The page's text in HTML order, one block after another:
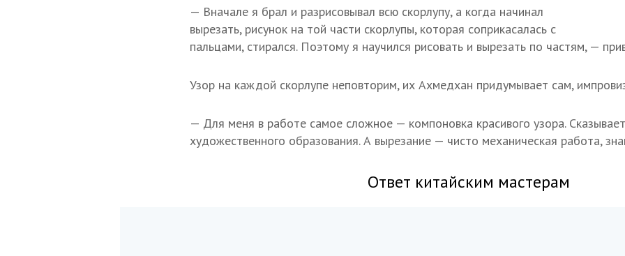
— Вначале я брал и разрисовывал всю скорлупу, а когда начинал
вырезать, рисунок на той части скорлупы, которая соприкасалась с
пальцами, стирался. Поэтому я научился рисовать и вырезать по частям, —
Узор на каждой скорлупе неповторим, их Ахмедхан придумывает сам,
— Для меня в работе самое сложное — компоновка красивого узора.
художественного образования. А вырезание — чисто механическая работа,
Ответ китайским мастерам